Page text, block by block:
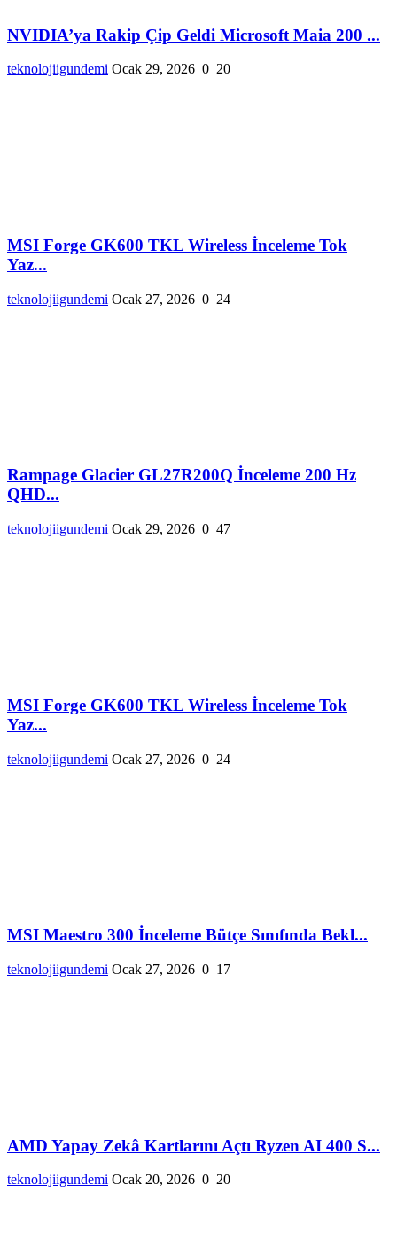
NVIDIA’ya Rakip Çip Geldi Microsoft Maia 200 ...
teknolojiigundemi Ocak 29, 2026 0 20
MSI Forge GK600 TKL Wireless İnceleme Tok
Yaz...
teknolojiigundemi Ocak 27, 2026 0 24
Rampage Glacier GL27R200Q İnceleme 200 Hz
QHD...
teknolojiigundemi Ocak 29, 2026 0 47
MSI Forge GK600 TKL Wireless İnceleme Tok
Yaz...
teknolojiigundemi Ocak 27, 2026 0 24
MSI Maestro 300 İnceleme Bütçe Sınıfında Bekl...
teknolojiigundemi Ocak 27, 2026 0 17
AMD Yapay Zekâ Kartlarını Açtı Ryzen AI 400 S...
teknolojiigundemi Ocak 20, 2026 0 20